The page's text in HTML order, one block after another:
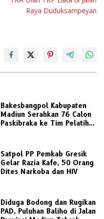
Raya Duduksampeyan
Bakesbangpol Kabupaten
Madiun Serahkan 76 Calon
Paskibraka ke Tim Pelatih
Satpol PP Pemkab Gresik
Gelar Razia Kafe, 50 Orang
Dites Narkoba dan HIV
Diduga Bodong dan Rugikan
PAD, Puluhan Baliho di Jalan